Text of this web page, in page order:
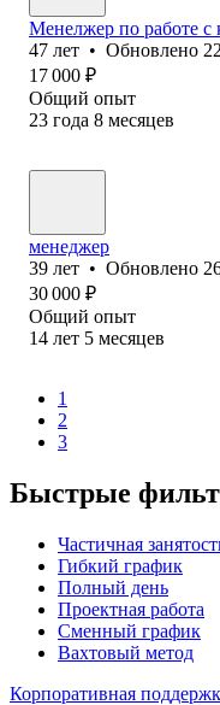
Менелжер по работе с
47 лет • Обновлено
17 000 ₽
Общий опыт
23 года 8 месяцев
менеджер
39 лет • Обновлено
30 000 ₽
Общий опыт
14 лет 5 месяцев
1
2
3
Быстрые
Частичная
Гибкий график
Полный день
Проектная работа
Сменный график
Вахтовый метод
Корпоративная